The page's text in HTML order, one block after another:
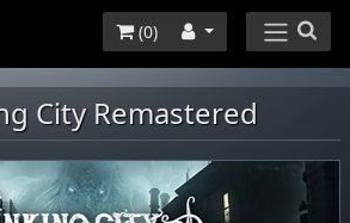
(0)
City Remastered